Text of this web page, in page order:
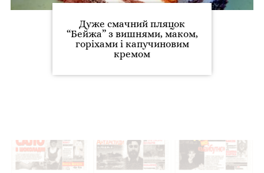
Дуже смачний пляцок
“Бейжа” з вишнями, маком,
горіхами і капучиновим
кремом